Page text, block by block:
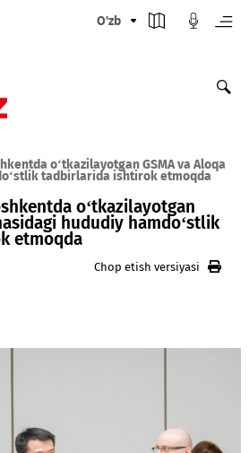
O'zb
o‘tkazilayotgan GSMA va
tadbirlarida ishtirok
o‘tkazilayotgan
hududiy
etmoqda